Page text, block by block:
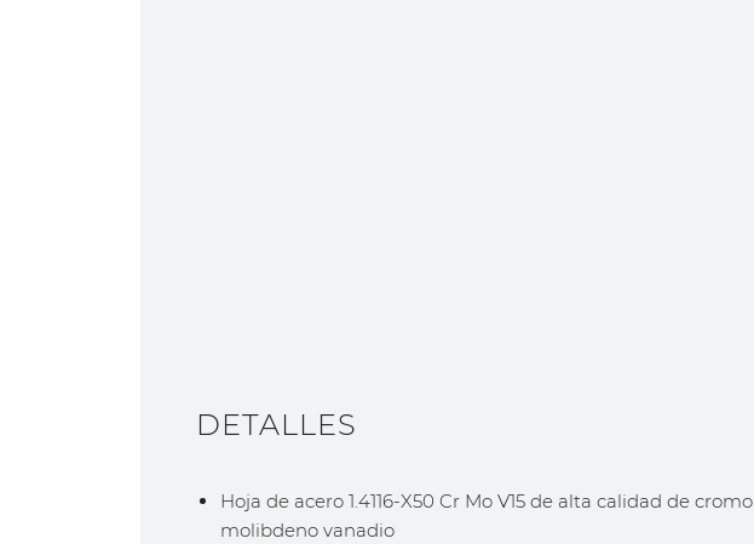
DETALLES
Hoja de acero 1.4116-X50 Cr Mo V15 de alta calidad de cromo
molibdeno vanadio